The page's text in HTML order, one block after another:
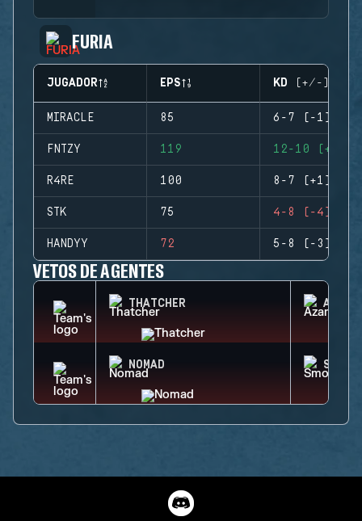
FURIA
JUGADOR EPS KD (+/-)
MIRACLE 85 6-7 (-1)
FNTZY 119 12-10 (+2)
R4RE 100 8-7 (+1)
STK 75 4-8 (-4)
HANDYY 72 5-8 (-3)
VETOS DE AGENTES
THATCHER AZAMI
NOMAD SMOKE